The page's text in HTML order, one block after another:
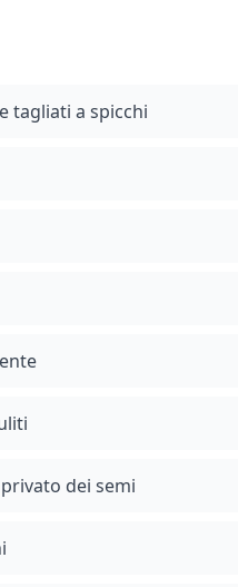
tagliati a spicchi
dei semi